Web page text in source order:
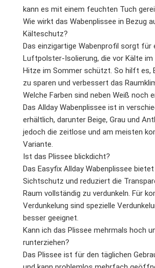
kann es mit einem feuchten Tuch
Wie wirkt das Wabenplissee in Bezug
Kälteschutz?
Das einzigartige Wabenprofil sorgt für
Luftpolster-Isolierung, die vor Kälte im
Hitze im Sommer schützt. So hilft es,
zu sparen und verbessert das
Welche Farben sind neben Weiß noch
Das Allday Wabenplissee ist in
erhältlich, darunter Beige, Grau und
jedoch die zeitlose und am meisten
Variante.
Ist das Plissee blickdicht?
Das Easyfix Allday Wabenplissee
Sichtschutz und reduziert die
Raum vollständig zu verdunkeln. Für
Verdunkelung sind spezielle
besser geeignet.
Kann ich das Plissee mehrmals hoch
runterziehen?
Das Plissee ist für den täglichen